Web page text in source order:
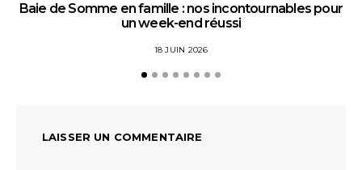
Baie de Somme en famille : nos incontournables pour
un week-end réussi
18 JUIN 2026
LAISSER UN COMMENTAIRE